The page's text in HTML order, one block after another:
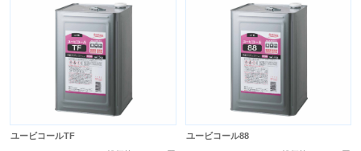
ユービコールTF
ユービコール88